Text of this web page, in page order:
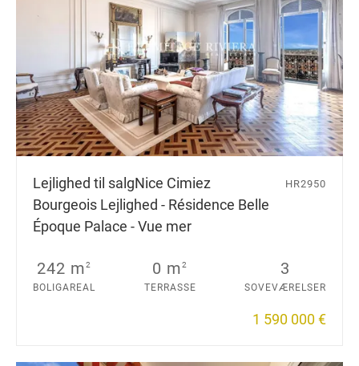
Lejlighed til salgNice Cimiez
Bourgeois Lejlighed - Résidence Belle
Époque Palace - Vue mer
HR2950
242 m2
BOLIGAREAL
0 m2
TERRASSE
3
SOVEVÆRELSER
1 590 000 €